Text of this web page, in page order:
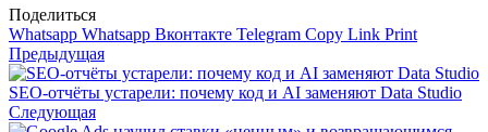
Поделиться
Whatsapp Whatsapp Вконтакте Telegram Copy Link Print
Предыдущая
SEO-отчёты устарели: почему код и AI заменяют Data Studio
Следующая